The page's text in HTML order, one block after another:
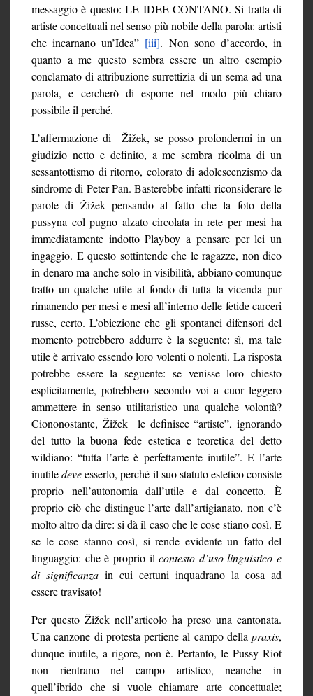
messaggio è questo: LE IDEE CONTANO. Si tratta di
artiste concettuali nel senso più nobile della parola: artisti
che incarnano un’Idea” [iii]. Non sono d’accordo, in
quanto a me questo sembra essere un altro esempio
conclamato di attribuzione surrettizia di un sema ad una
parola, e cercherò di esporre nel modo più chiaro
possibile il perché.
L’affermazione di Žižek, se posso profondermi in un
giudizio netto e definito, a me sembra ricolma di un
sessantottismo di ritorno, colorato di adolescenzismo da
sindrome di Peter Pan. Basterebbe infatti riconsiderare le
parole di Žižek pensando al fatto che la foto della
pussyna col pugno alzato circolata in rete per mesi ha
immediatamente indotto Playboy a pensare per lei un
ingaggio. E questo sottintende che le ragazze, non dico
in denaro ma anche solo in visibilità, abbiano comunque
tratto un qualche utile al fondo di tutta la vicenda pur
rimanendo per mesi e mesi all’interno delle fetide carceri
russe, certo. L’obiezione che gli spontanei difensori del
momento potrebbero addurre è la seguente: sì, ma tale
utile è arrivato essendo loro volenti o nolenti. La risposta
potrebbe essere la seguente: se venisse loro chiesto
esplicitamente, potrebbero secondo voi a cuor leggero
ammettere in senso utilitaristico una qualche volontà?
Ciononostante, Žižek le definisce “artiste”, ignorando
del tutto la buona fede estetica e teoretica del detto
wildiano: “tutta l’arte è perfettamente inutile”. E l’arte
inutiledeveesserlo, perché il suo statuto estetico consiste
proprio nell’autonomia dall’utile e dal concetto. È
proprio ciò che distingue l’arte dall’artigianato, non c’è
molto altro da dire: si dà il caso che le cose stiano così. E
se le cose stanno così, si rende evidente un fatto del
linguaggio: che è proprio ilcontesto d’uso linguistico e
di significanza in cui certuni inquadrano la cosa ad
essere travisato!
Per questo Žižek nell’articolo ha preso una cantonata.
Una canzone di protesta pertiene al campo della praxis,
dunque inutile, a rigore, non è. Pertanto, le Pussy Riot
non rientrano nel campo artistico, neanche in
quell’ibrido che si vuole chiamare arte concettuale;